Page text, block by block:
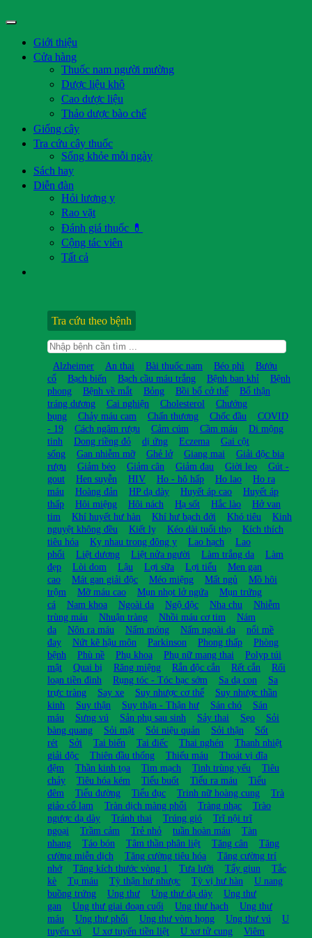
Giới thiệu
Cửa hàng
Thuốc nam người mường
Dược liệu khô
Cao dược liệu
Thảo dược bào chế
Giống cây
Tra cứu cây thuốc
Sống khỏe mỗi ngày
Sách hay
Diễn đàn
Hỏi lương y
Rao vặt
Đánh giá thuốc 💊
Cộng tác viên
Tất cả
Tra cứu theo bệnh
Alzheimer An thai Bài thuốc nam Béo phì
Bướu
cổ
Bạch biến Bạch cầu máu trắng Bệnh ban khỉ
Bệnh
phong
Bệnh về mắt Bỏng Bồi bổ cở thể
Bổ thận
tráng dương
Cai nghiện Cholesterol
Chướng
bụng
Chảy máu cam Chấn thương Chốc đầu
COVID
- 19
Cách ngâm rượu Cảm cúm Cầm máu
Di mộng
tinh
Dong riềng đỏ dị ứng Eczema
Gai cột
sống
Gan nhiễm mỡ Ghẻ lở Giang mai
Giải độc bia
rượu
Giảm béo Giảm cân Giảm đau Giời leo
Gút -
gout
Hen suyễn HIV Ho - hô hấp Ho lao
Ho ra
máu
Hoàng đản HP dạ dày Huyết áp cao
Huyết áp
thấp
Hôi miệng Hôi nách Hạ sốt Hắc lào
Hở van
tim
Khí huyết hư hàn Khí hư bạch đới Khó tiêu
Kinh
nguyệt không đều
Kiết lỵ Kéo dài tuổi thọ
Kích thích
tiêu hóa
Kỵ nhau trong đông y Lao hạch
Lao
phổi
Liệt dương Liệt nửa người Làm trắng da
Làm
đẹp
Lòi dom Lậu Lợi sữa Lợi tiểu
Men gan
cao
Mát gan giải độc Méo miệng Mất ngủ
Mồ hôi
trộm
Mỡ máu cao Mụn nhọt lở ngứa
Mụn trứng
cá
Nam khoa Ngoài da Ngộ độc Nha chu
Nhiễm
trùng máu
Nhuận tràng Nhồi máu cơ tim
Nám
da
Nôn ra máu Nấm móng Nấm ngoài da
nổi mề
đay
Nứt kẽ hậu môn Parkinson Phong thấp
Phòng
bệnh
Phù nề Phụ khoa Phụ nữ mang thai
Polyp túi
mật
Quai bị Răng miệng Rắn độc cắn Rết cắn
Rối
loạn tiền đình
Rụng tóc - Tóc bạc sớm Sa dạ con
Sa
trực tràng
Say xe Suy nhược cơ thể
Suy nhược thần
kinh
Suy thận Suy thận - Thận hư Sán chó
Sán
máu
Sưng vú Sản phụ sau sinh Sảy thai Sẹo
Sỏi
bàng quang
Sỏi mật Sỏi niệu quản Sỏi thận
Sốt
rét
Sởi Tai biến Tai điếc Thai nghén
Thanh nhiệt
giải độc
Thiên đầu thống Thiếu máu
Thoát vị đĩa
đệm
Thần kinh tọa Tim mạch Tinh trùng yếu
Tiêu
chảy
Tiêu hóa kém Tiểu buốt Tiểu ra máu
Tiểu
đêm
Tiểu đường Tiểu đục Trinh nữ hoàng cung
Trà
giảo cổ lam
Tràn dịch màng phổi Tràng nhạc
Trào
ngược dạ dày
Tránh thai Trúng gió
Trĩ nội trĩ
ngoại
Trầm cảm Trẻ nhỏ tuần hoàn máu
Tàn
nhang
Táo bón Tâm thần phân liệt Tăng cân
Tăng
cường miễn dịch
Tăng cường tiêu hóa
Tăng cường trí
nhớ
Tăng kích thước vòng 1 Tưa lưỡi Tẩy giun
Tắc
kè
Tụ máu Tỳ thận hư nhược Tỳ vị hư hàn
U nang
buồng trứng
Ung thư Ung thư dạ dày
Ung thư
gan
Ung thư giai đoạn cuối Ung thư hạch
Ung thư
máu
Ung thư phổi Ung thư vòm họng Ung thư vú
U
tuyến vú
U xơ tuyến tiền liệt U xơ tử cung
Viêm